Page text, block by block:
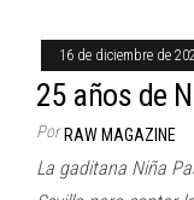
16 de diciembre de
25 años de
Por RAW MAGAZINE
La gaditana Niña